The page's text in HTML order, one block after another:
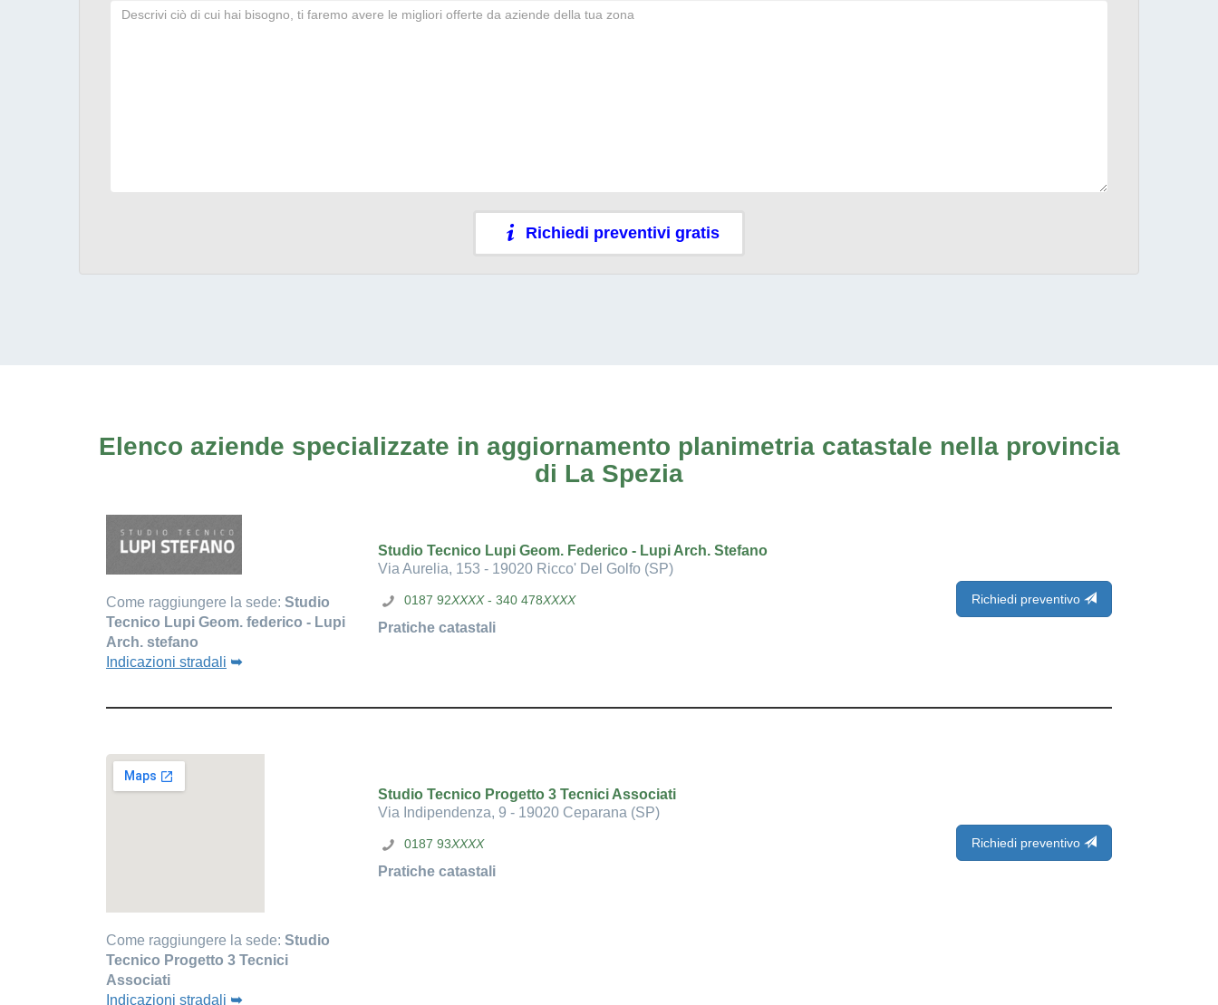
Richiedi preventivi gratis
Elenco aziende specializzate in aggiornamento planimetria catastale nella provincia
di La Spezia
Come raggiungere la sede: Studio
Tecnico Lupi Geom. federico - Lupi
Arch. stefano
Indicazioni stradali ➥
Studio Tecnico Lupi Geom. Federico - Lupi Arch. Stefano
Via Aurelia, 153 - 19020 Ricco' Del Golfo (SP)
0187 92XXXX- 340 478XXXX
Pratiche catastali
Richiedi preventivo
Come raggiungere la sede: Studio
Tecnico Progetto 3 Tecnici
Associati
Indicazioni stradali ➥
Studio Tecnico Progetto 3 Tecnici Associati
Via Indipendenza, 9 - 19020 Ceparana (SP)
0187 93XXXX
Pratiche catastali
Richiedi preventivo